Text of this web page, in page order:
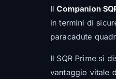
IlCompanion
in termini di
paracadute
Il SQR Prime si
vantaggio vitale